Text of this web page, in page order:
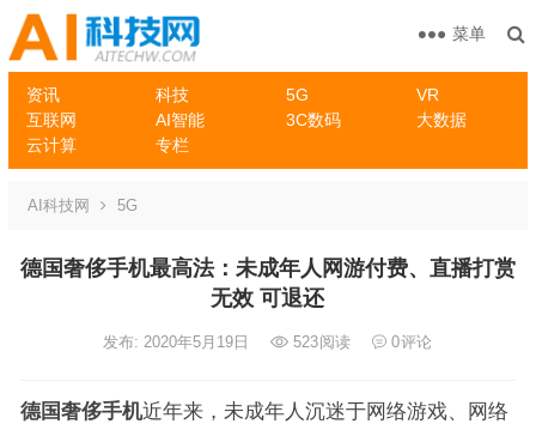
资讯 科技 5G
VR
互联网
AI智能 3C数码
大数据
云计算
专栏
菜单
AI科技网 5G
德国奢侈手机最高法：未成年人网游付费、直播打赏
无效 可退还
发布: 2020年5月19日 523阅读 0评论
德国奢侈手机近年来，未成年人沉迷于网络游戏、网络